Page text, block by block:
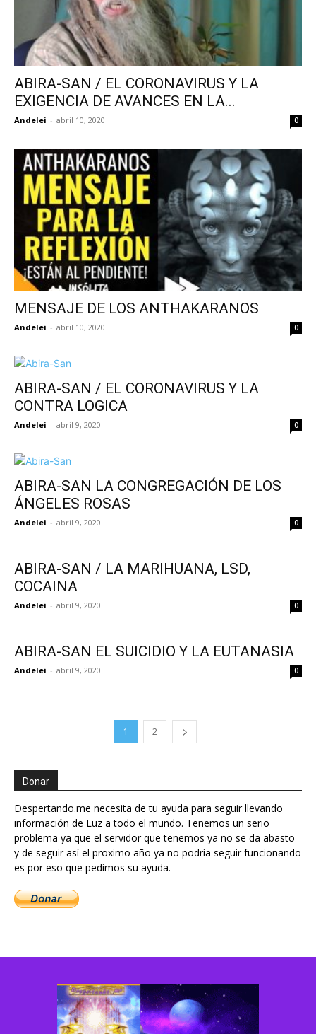
ABIRA-SAN / EL CORONAVIRUS Y LA
EXIGENCIA DE AVANCES EN LA...
Andelei - abril 10, 2020 0
MENSAJE DE LOS ANTHAKARANOS
Andelei - abril 10, 2020 0
ABIRA-SAN / EL CORONAVIRUS Y LA
CONTRA LOGICA
Andelei - abril 9, 2020 0
ABIRA-SAN LA CONGREGACIÓN DE LOS
ÁNGELES ROSAS
Andelei - abril 9, 2020 0
ABIRA-SAN / LA MARIHUANA, LSD,
COCAINA
Andelei - abril 9, 2020 0
ABIRA-SAN EL SUICIDIO Y LA EUTANASIA
Andelei - abril 9, 2020 0
1 2
Donar
Despertando.me necesita de tu ayuda para seguir llevando
información de Luz a todo el mundo. Tenemos un serio
problema ya que el servidor que tenemos ya no se da abasto
y de seguir así el proximo año ya no podría seguir funcionando
es por eso que pedimos su ayuda.